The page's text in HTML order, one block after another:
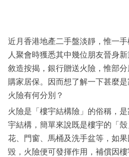
閱
專
區
近月香港地產二手盤淡靜，惟一
人聚會時獲悉其中幾位朋友晉身
敘造按揭，銀行贈送火險，惟部
購家居保。因而想了解一下甚麼
火險有何分別？
火險是「樓宇結構險」的俗稱，
宇結構，簡單來說既是樓宇的「
花、門窗、馬桶及洗手盆等，如
毀，火險便可發揮作用，補償因